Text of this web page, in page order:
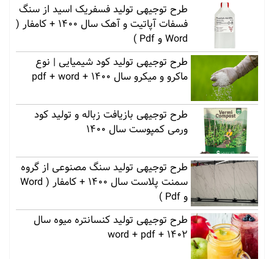
طرح توجیهی تولید فسفریک اسید از سنگ
فسفات آپاتیت و آهک سال 1400 + کامفار (
Word و Pdf )
طرح توجیهی تولید کود شیمیایی | نوع
ماکرو و میکرو سال 1400 + pdf + word
طرح توجیهی بازیافت زباله و تولید کود
ورمی کمپوست سال 1400
طرح توجیهی تولید سنگ مصنوعی از گروه
سمنت پلاست سال 1400 + کامفار ( Word
و Pdf )
طرح توجیهی تولید کنسانتره میوه سال
1402 + word + pdf